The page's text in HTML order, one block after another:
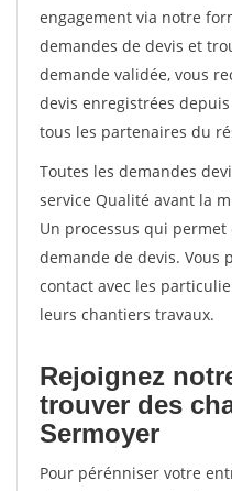
engagement via notre
demandes de devis et
demande validée, vous
devis enregistrées
tous les partenaires du
Toutes les demandes
service Qualité avant la
Un processus qui
demande de devis. Vous
contact avec les
leurs chantiers travaux.
Rejoignez
trouver des
Sermoyer
Pour pérénniser votre